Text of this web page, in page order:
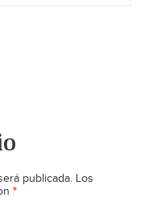
publicada. Los
*